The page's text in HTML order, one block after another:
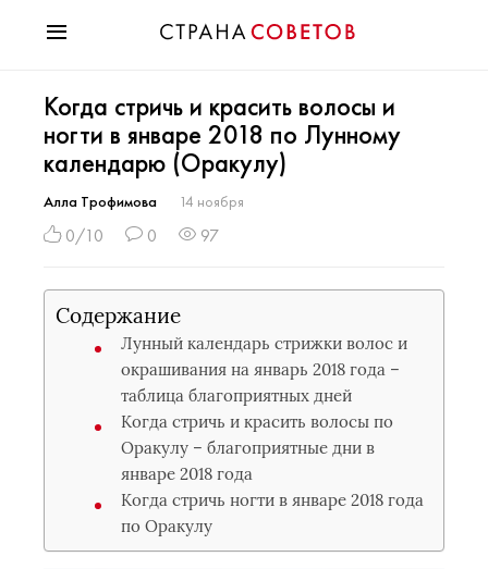
Мода
Звезды
Гороскопы
Здоровье
Психология
Разное
Праздники
Когда стричь и красить волосы и
ногти в январе 2018 по Лунному
календарю (Оракулу)
Алла Трофимова 14 ноября
0/10 0 97
Содержание
Лунный календарь стрижки волос и
окрашивания на январь 2018 года –
таблица благоприятных дней
Когда стричь и красить волосы по
Оракулу – благоприятные дни в
январе 2018 года
Когда стричь ногти в январе 2018 года
по Оракулу